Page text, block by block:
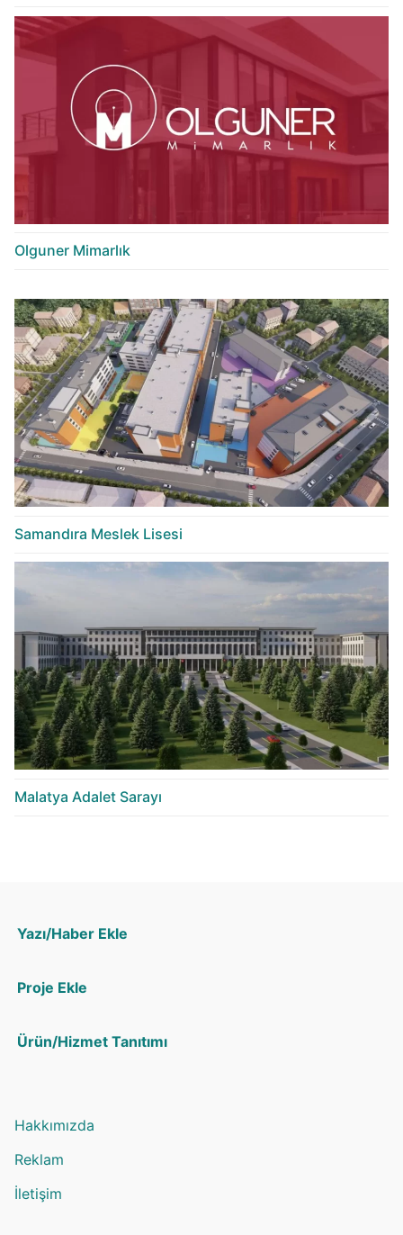
Olguner Mimarlık
Samandıra Meslek Lisesi
Malatya Adalet Sarayı
Yazı/Haber Ekle
Proje Ekle
Ürün/Hizmet Tanıtımı
Hakkımızda
Reklam
İletişim